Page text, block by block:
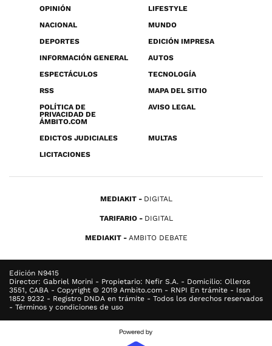
OPINIÓN
LIFESTYLE
NACIONAL
MUNDO
DEPORTES
EDICIÓN IMPRESA
INFORMACIÓN GENERAL
AUTOS
ESPECTÁCULOS
TECNOLOGÍA
RSS
MAPA DEL SITIO
POLÍTICA DE
PRIVACIDAD DE
ÁMBITO.COM
AVISO LEGAL
EDICTOS JUDICIALES
MULTAS
LICITACIONES
MEDIAKIT DIGITAL
TARIFARIO DIGITAL
MEDIAKIT AMBITO DEBATE
Edición N9415
Director: Gabriel Morini - Propietario: Nefir S.A. - Domicilio: Olleros
3551, CABA - Copyright © 2019 Ambito.com - RNPI En trámite - Issn
1852 9232 - Registro DNDA en trámite - Todos los derechos reservados
- Términos y condiciones de uso